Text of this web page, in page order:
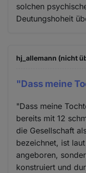
solchen
Deutungshoheit
hj_allemann (nicht
"Dass meine
"Dass meine
bereits mit 12
die Gesellschaft
bezeichnet, ist
angeboren,
konstruiert und